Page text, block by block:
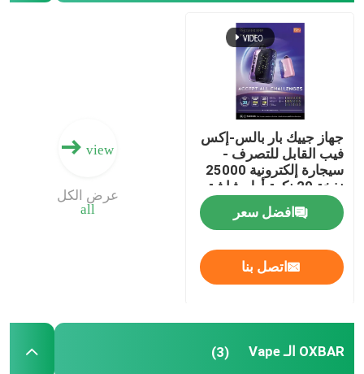
الـ"فايب" من المدرسة القديمة
إي بي إي فيب
VAPORLAX الـ Vape
إينفا فايب
okk vape
جهاز جييك بار بالس-إكس
فيب القابل للتصرف -
سيجارة إلكترونية 25000
نفخة 20 نكهة أول شاشة
منحنية في العالم
افضل سعر
اتصل بنا
view
all
عرض الكل
OXBAR الـ Vape (3)